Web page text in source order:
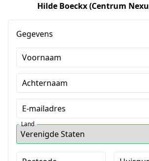
Hilde Boeckx (Centrum
Gegevens
Voornaam
Achternaam
E-mailadres
Land